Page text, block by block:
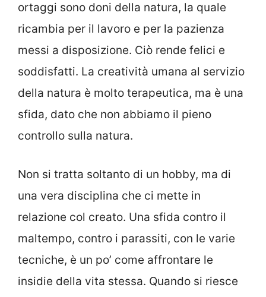
ortaggi sono doni della natura, la quale
ricambia per il lavoro e per la pazienza
messi a disposizione. Ciò rende felici e
soddisfatti. La creatività umana al servizio
della natura è molto terapeutica, ma è una
sfida, dato che non abbiamo il pieno
controllo sulla natura.
Non si tratta soltanto di un hobby, ma di
una vera disciplina che ci mette in
relazione col creato. Una sfida contro il
maltempo, contro i parassiti, con le varie
tecniche, è un po’ come affrontare le
insidie della vita stessa. Quando si riesce